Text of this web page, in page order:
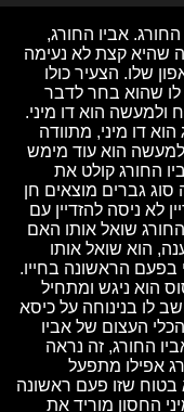
אביו החורג,
שהיא קצת לא נעימה
שלו. הצעיר כולו
לו שהוא בחר לדבר
הוא דו מיני.
דו מיני, מתוודה
הוא עוד מימש
החורג קולט את
סוג גברים מוצאים חן
לא ניסה להזדיין עם
שואל אותו האם
הוא שואל אותו
בפעם הראשונה בחייו.
הוא ניגש ומתחיל
לו בנינוחה על כיסא
העצום של אביו
החורג, זה נראה
אפילו מתפעל
שזו פעם ראשונה
החסון מוריד את